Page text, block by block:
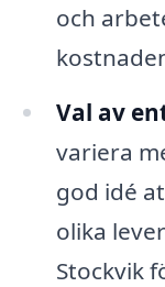
och
Val av
variera
god idé
olika
Stockvik